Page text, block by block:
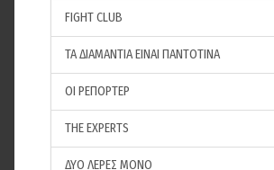
FIGHT CLUB
ΤΑ ΔΙΑΜΑΝΤΙΑ ΕΙΝΑΙ ΠΑΝΤΟΤΙΝΑ
ΟΙ ΡΕΠΟΡΤΕΡ
THE EXPERTS
ΔΥΟ ΛΕΡΕΣ ΜΟΝΟ